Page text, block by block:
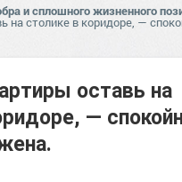
и сплошного жизненного
на столике в коридоре, —
оставь на
—